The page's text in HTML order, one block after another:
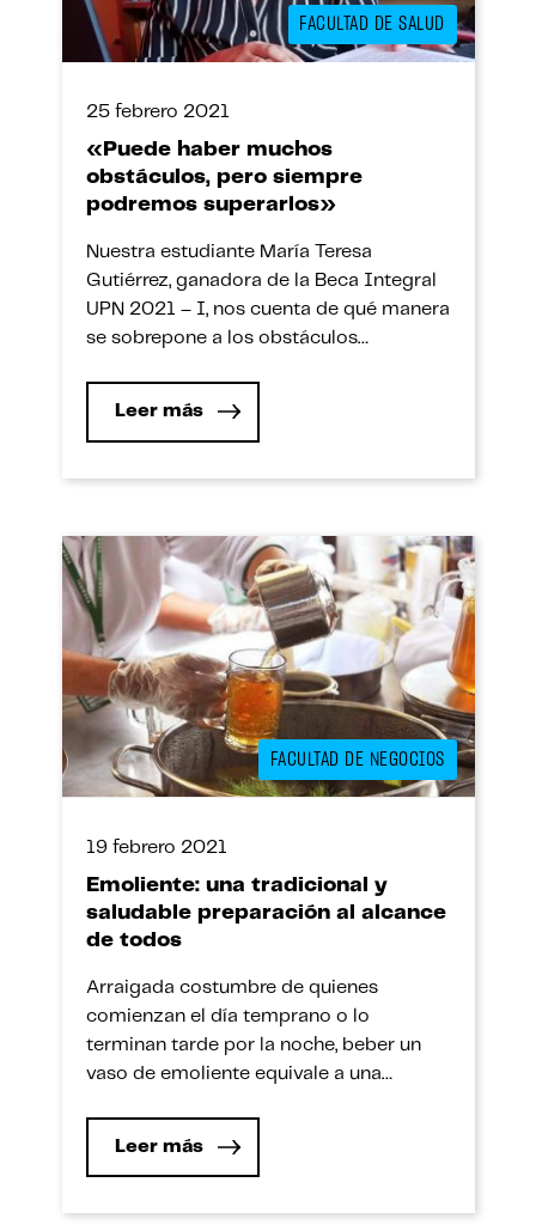
FACULTAD DE SALUD
25 febrero 2021
«Puede haber muchos
obstáculos, pero siempre
podremos superarlos»
Nuestra estudiante María Teresa
Gutiérrez, ganadora de la Beca Integral
UPN 2021 – I, nos cuenta de qué manera
se sobrepone a los obstáculos
negocio. Siempre fui una persona muy
postular a la Beca Integral de […]
Leer más
FACULTAD DE NEGOCIOS
19 febrero 2021
Emoliente: una tradicional y
saludable preparación al alcance
de todos
Arraigada costumbre de quienes
comienzan el día temprano o lo
terminan tarde por la noche, beber un
vaso de emoliente equivale a una
elogio de estas preparaciones de
amargo”, “con sábila”, “con un poquito de
Leer más